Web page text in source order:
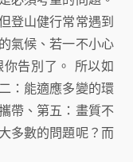
登山健行常常遇到
氣候、若一不小心
告別了。 所以如
：能適應多變的環
帶、第五：畫質不
多數的問題呢？而